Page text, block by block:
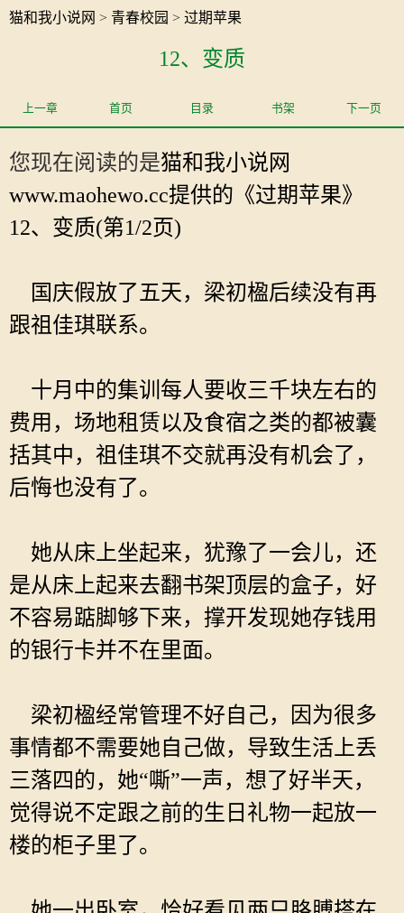
猫和我小说网 > 青春校园 > 过期苹果
12、变质
上一章 首页 目录 书架 下一页
您现在阅读的是猫和我小说网
www.maohewo.cc提供的《过期苹果》
12、变质(第1/2页)
国庆假放了五天，梁初楹后续没有再
跟祖佳琪联系。
十月中的集训每人要收三千块左右的
费用，场地租赁以及食宿之类的都被囊
括其中，祖佳琪不交就再没有机会了，
后悔也没有了。
她从床上坐起来，犹豫了一会儿，还
是从床上起来去翻书架顶层的盒子，好
不容易踮脚够下来，撑开发现她存钱用
的银行卡并不在里面。
梁初楹经常管理不好自己，因为很多
事情都不需要她自己做，导致生活上丢
三落四的，她“嘶”一声，想了好半天，
觉得说不定跟之前的生日礼物一起放一
楼的柜子里了。